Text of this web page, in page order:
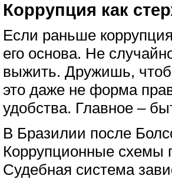
Коррупция как
Если раньше
его основа. Не
выжить. Дружишь,
это даже не форма
удобства. Главное –
В Бразилии после
Коррупционные схемы
Судебная система